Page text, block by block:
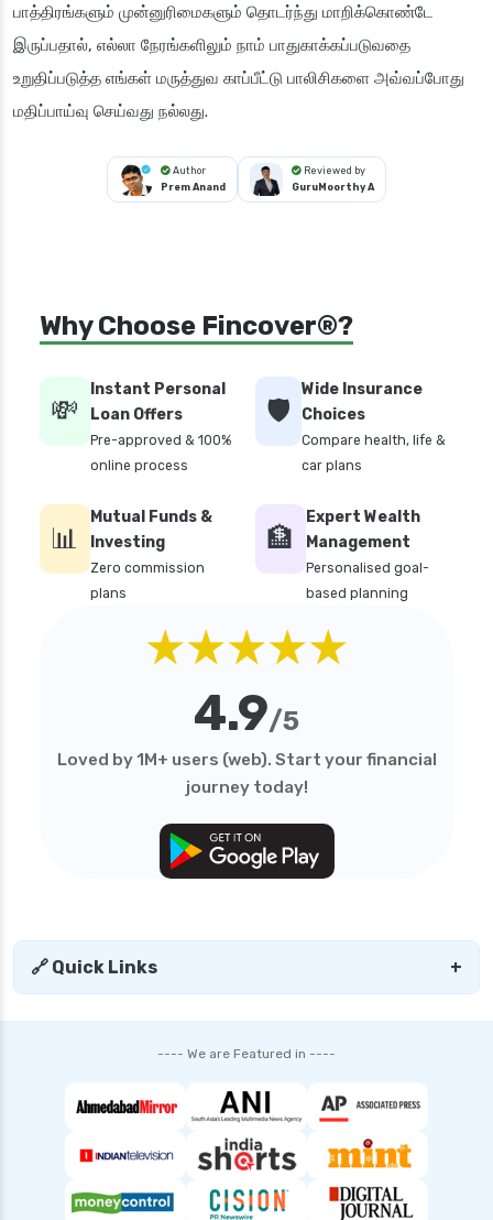
பாத்திரங்களும் முன்னுரிமைகளும் தொடர்ந்து மாறிக்கொண்டே
இருப்பதால், எல்லா நேரங்களிலும் நாம் பாதுகாக்கப்படுவதை
உறுதிப்படுத்த எங்கள் மருத்துவ காப்பீட்டு பாலிசிகளை அவ்வப்போது
மதிப்பாய்வு செய்வது நல்லது.
Author
Prem Anand
Reviewed by
GuruMoorthy A
Why Choose Fincover®?
💸
Instant Personal
Loan Offers
Pre-approved & 100%
online process
🛡️
Wide Insurance
Choices
Compare health, life &
car plans
📊
Mutual Funds &
Investing
Zero commission
plans
🏦
Expert Wealth
Management
Personalised goal-
based planning
★★★★★
4.9/5
Loved by 1M+ users (web). Start your financial
journey today!
🔗 Quick Links +
---- We are Featured in ----